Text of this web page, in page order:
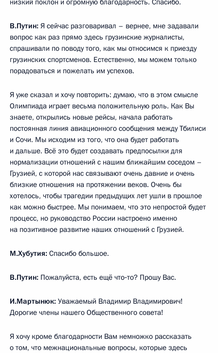
В.Путин: Я сейчас разговаривал – вернее, мне задавали
вопрос как раз прямо здесь грузинские журналисты,
спрашивали по поводу того, как мы относимся к приезду
грузинских спортсменов. Естественно, мы можем только
порадоваться и пожелать им успехов.
Я уже сказал и хочу повторить: думаю, что в этом смысле
Олимпиада играет весьма положительную роль. Как Вы
знаете, открылись новые рейсы, начала работать
постоянная линия авиационного сообщения между Тбилиси
и Сочи. Мы исходим из того, что она будет работать
и дальше. Всё это будет создавать предпосылки для
нормализации отношений с нашим ближайшим соседом –
Грузией, с которой нас связывают очень давние и очень
близкие отношения на протяжении веков. Очень бы
хотелось, чтобы трагедии предыдущих лет ушли в прошлое
как можно быстрее. Мы понимаем, что это непростой будет
процесс, но руководство России настроено именно
на позитивное развитие наших отношений с Грузией.
М.Хубутия: Спасибо большое.
В.Путин: Пожалуйста, есть ещё что‑то? Прошу Вас.
И.Мартынюк: Уважаемый Владимир Владимирович!
Дорогие члены нашего Общественного совета!
Я хочу кроме благодарности Вам немножко рассказать
о том, что межнациональные вопросы, которые здесь